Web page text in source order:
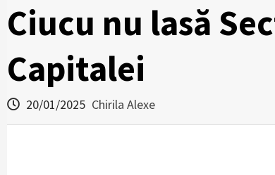
Ciucu nu lasă
Capitalei
20/01/2025 Chirila Alexe